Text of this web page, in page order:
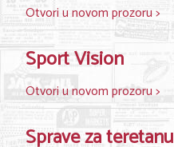
Otvori u novom prozoru >
Sport Vision
Otvori u novom prozoru >
Sprave za teretanu